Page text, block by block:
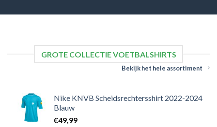
GROTE COLLECTIE VOETBALSHIRTS
Bekijk het hele assortiment
Nike KNVB Scheidsrechtersshirt 2022-2024
Blauw
€49,99